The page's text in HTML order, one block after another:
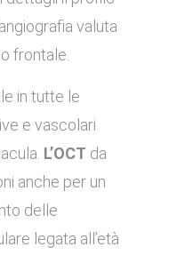
valuta
frontale.
in tutte le
e vascolari
L’OCT da
anche per un
delle
legata all’età